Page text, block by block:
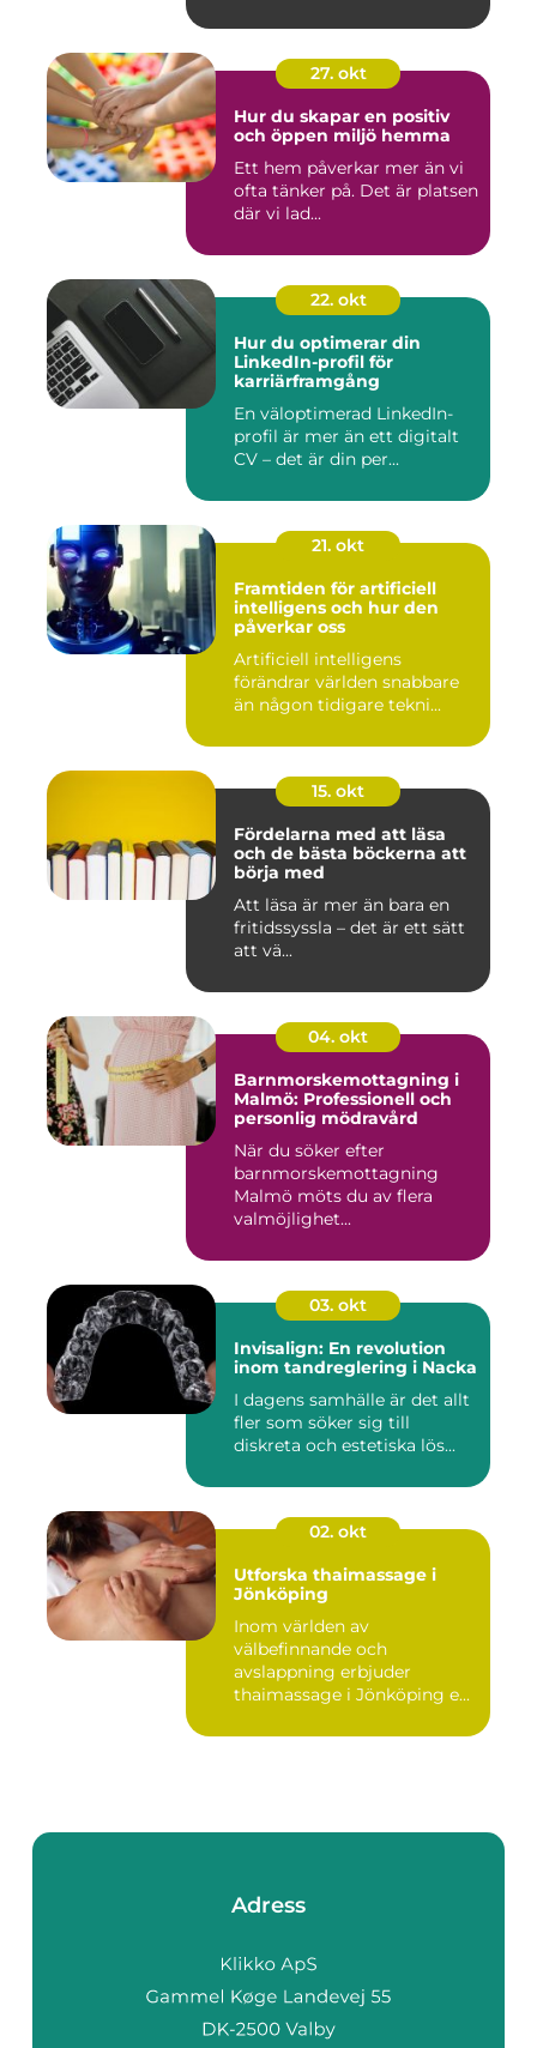
27. okt
Hur du skapar en positiv
och öppen miljö hemma
Ett hem påverkar mer än vi
ofta tänker på. Det är platsen
där vi lad...
22. okt
Hur du optimerar din
LinkedIn-profil för
karriärframgång
En väloptimerad LinkedIn-
profil är mer än ett digitalt
CV – det är din per...
21. okt
Framtiden för artificiell
intelligens och hur den
påverkar oss
Artificiell intelligens
förändrar världen snabbare
än någon tidigare tekni...
15. okt
Fördelarna med att läsa
och de bästa böckerna att
börja med
Att läsa är mer än bara en
fritidssyssla – det är ett sätt
att vä...
04. okt
Barnmorskemottagning i
Malmö: Professionell och
personlig mödravård
När du söker efter
barnmorskemottagning
Malmö möts du av flera
valmöjlighet...
03. okt
Invisalign: En revolution
inom tandreglering i Nacka
I dagens samhälle är det allt
fler som söker sig till
diskreta och estetiska lös...
02. okt
Utforska thaimassage i
Jönköping
Inom världen av
välbefinnande och
avslappning erbjuder
thaimassage i Jönköping e...
Adress